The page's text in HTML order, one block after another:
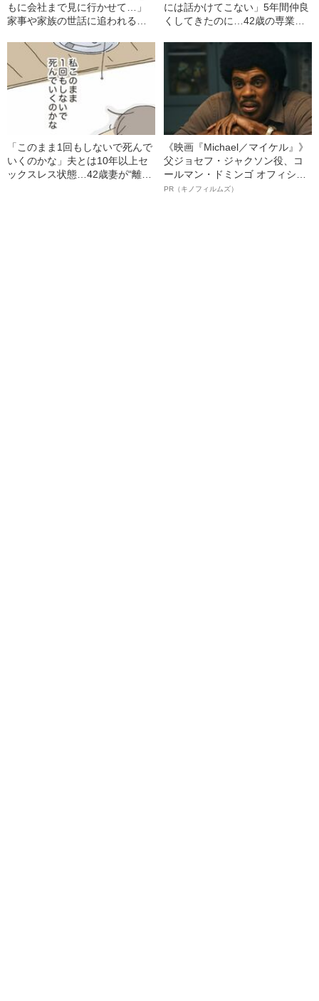
もに会社まで見に行かせて…」
家事や家族の世話に追われる、
には話かけてこない」5年間仲良
くしてきたのに…42歳の専業主
たワケ
「このまま1回もしないで死んで
いくのかな」夫とは10年以上セ
ックスレス状態…42歳妻が“離
《映画『Michael／マイケル』》
父ジョセフ・ジャクソン役、コ
ールマン・ドミンゴ オフィシャ
ルインタビュー“観客を魅了した
PR（キノフィルムズ）